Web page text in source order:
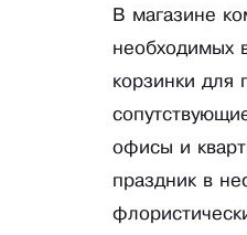
В магазине
необходимых
корзинки для
офисы и
праздник в